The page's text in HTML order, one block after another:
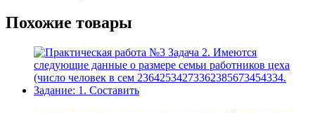
Похожие товары